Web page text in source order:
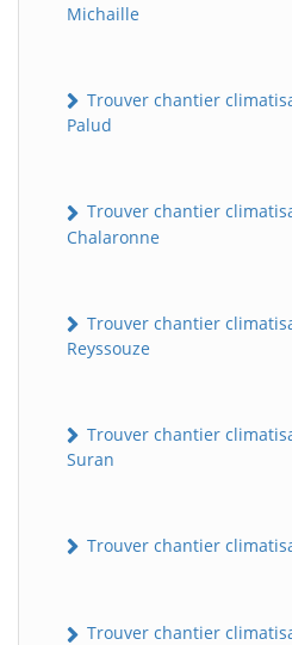
Michaille
Trouver chantier
Palud
Trouver chantier
Chalaronne
Trouver chantier
Reyssouze
Trouver chantier
Suran
Trouver chantier
Trouver chantier